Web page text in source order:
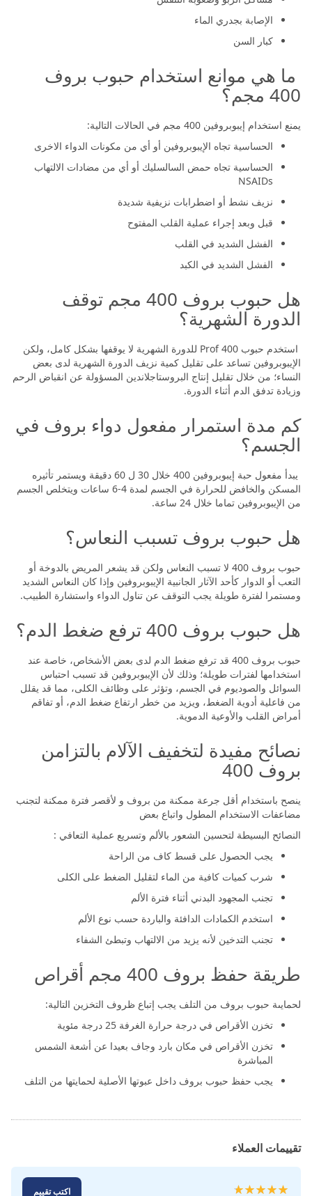
الإصابة بجدري الماء
كبار السن
ما هي موانع استخدام حبوب بروف
400 مجم؟
يمنع استخدام إيبوبروفين 400 مجم في الحالات التالية:
الحساسية تجاه الإيبوبروفين أو أي من مكونات الدواء الاخرى
الحساسية تجاه حمض السالسليك أو أي من مضادات الالتهاب
NSAIDs
نزيف نشط أو اضطرابات نزيفية شديدة
قبل وبعد إجراء عملية القلب المفتوح
الفشل الشديد في القلب
الفشل الشديد في الكبد
هل حبوب بروف 400 مجم توقف
الدورة الشهرية؟
استخدم حبوب Prof 400 للدورة الشهرية لا يوقفها بشكل كامل، ولكن
الإيبوبروفين تساعد على تقليل كمية نزيف الدورة الشهرية لدى بعض
النساء؛ من خلال تقليل إنتاج البروستاجلاندين المسؤولة عن انقباض الرحم
وزيادة تدفق الدم أثناء الدورة.
كم مدة استمرار مفعول دواء بروف في
الجسم؟
يبدأ مفعول حبة إيبوبروفين 400 خلال 30 ل 60 دقيقة ويستمر تأثيره
المسكن والخافض للحرارة في الجسم لمدة 4-6 ساعات ويتخلص الجسم
من الإيبوبروفين تماما خلال 24 ساعة.
هل حبوب بروف تسبب النعاس؟
حبوب بروف 400 لا تسبب النعاس ولكن قد يشعر المريض بالدوخة أو
التعب أو الدوار كأحد الآثار الجانبية الإيبوبروفين وإذا كان النعاس الشديد
ومستمرا لفترة طويلة يجب التوقف عن تناول الدواء واستشارة الطبيب.
هل حبوب بروف 400 ترفع ضغط الدم؟
حبوب بروف 400 قد ترفع ضغط الدم لدى بعض الأشخاص، خاصة عند
استخدامها لفترات طويلة؛ وذلك لأن الإيبوبروفين قد تسبب احتباس
السوائل والصوديوم في الجسم، وتؤثر على وظائف الكلى، مما قد يقلل
من فاعلية أدوية الضغط، ويزيد من خطر ارتفاع ضغط الدم، أو تفاقم
أمراض القلب والأوعية الدموية.
نصائح مفيدة لتخفيف الآلام بالتزامن
بروف 400
ينصح باستخدام أقل جرعة ممكنة من بروف و لأقصر فترة ممكنة لتجنب
مضاعفات الاستخدام المطول واتباع بعض
النصائح البسيطة لتحسين الشعور بالألم وتسريع عملية التعافي :
يجب الحصول على قسط كاف من الراحة
شرب كميات كافية من الماء لتقليل الضغط على الكلى
تجنب المجهود البدني أثناء فترة الألم
استخدم الكمادات الدافئة والباردة حسب نوع الألم
تجنب التدخين لأنه يزيد من الالتهاب وتبطئ الشفاء
طريقة حفظ بروف 400 مجم أقراص
لحمايىة حبوب بروف من التلف يجب إتباع ظروف التخزين التالية:
تخزن الأقراص في درجة حرارة الغرفة 25 درجة مئوية
تخزن الأقراص في مكان بارد وجاف بعيدا عن أشعة الشمس
المباشرة
يجب حفظ حبوب بروف داخل عبوتها الأصلية لحمايتها من التلف
تقييمات العملاء
تقييم:
اكتب تقييم